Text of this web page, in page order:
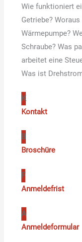
Wie funktioniert
Getriebe?
Wärmepumpe?
Schraube? Was
arbeitet eine
Was ist
K
Kontakt
B
Broschüre
F
Anmeldefrist
A
Anmeldeformular